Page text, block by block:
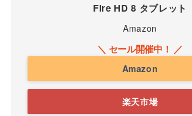
Fire HD 8 タブレット
Amazon
Amazon
楽天市場